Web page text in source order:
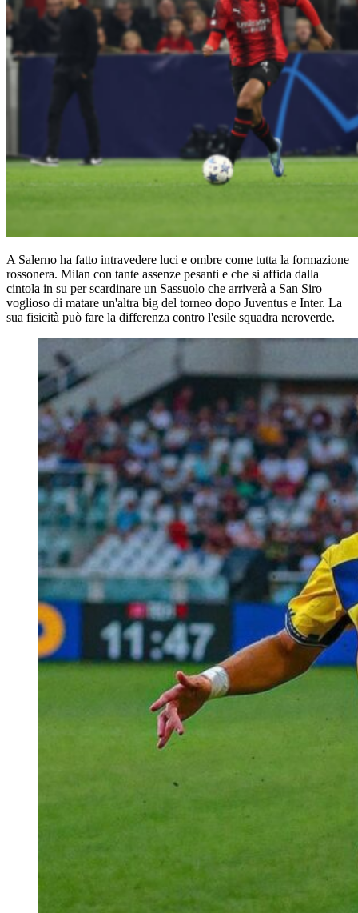
A Salerno ha fatto intravedere luci e ombre come tutta la formazione
rossonera. Milan con tante assenze pesanti e che si affida dalla
cintola in su per scardinare un Sassuolo che arriverà a San Siro
voglioso di matare un'altra big del torneo dopo Juventus e Inter. La
sua fisicità può fare la differenza contro l'esile squadra neroverde.